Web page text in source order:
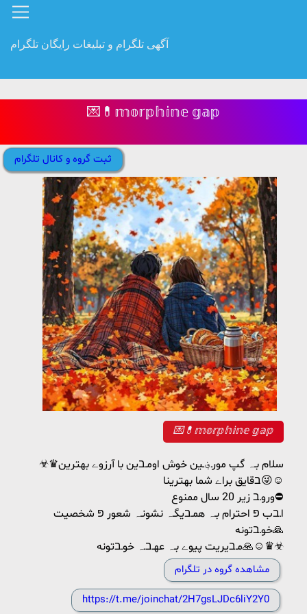
آگهی تلگرام و تبلیغات رایگان تلگرام
💌💊𝕞𝕠𝕣𝕡𝕙𝕚𝕟𝕖 𝕘𝕒𝕡
ثبت گروه و کانال تلگرام
💌💊𝕞𝕠𝕣𝕡𝕙𝕚𝕟𝕖 𝕘𝕒𝕡
☣♛سلام بـہ گپ مورـ؋ـین خوش اومـבین با آرزوے بهترین
בقایق براے شما بهترینا😜☺️
وروـב زیر 20 سال ممنوع⛔
اـבب פּ احترام بـہ همـבیگـہ نشونـہ شعور פּ شخصیت
خوـבتونه🙏
مـבیریت پیوے بـہ عهـבـہ خوـבتونه🙏☺️♛☣
مشاهده گروه در تلگرام
https://t.me/joinchat/2H7gsLJDc6liY2Y0